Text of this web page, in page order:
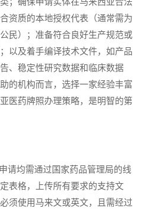
资质的本地授权代表（通常需为
民）；准备符合良好生产规范或
以及着手编译技术文件，如产品
、稳定性研究数据和临床数据
的机构而言，选择一家经验丰富
医药牌照办理策略，是明智的第
均需通过国家药品管理局的线
表格，上传所有要求的支持文
须使用马来文或英文，且需经过